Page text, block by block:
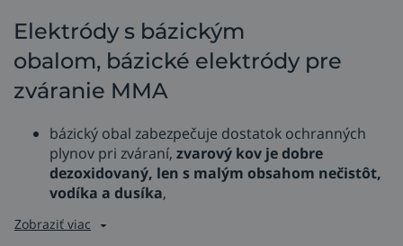
Elektródy s bázickým
obalom, bázické elektródy pre
zváranie MMA
bázický obal zabezpečuje dostatok ochranných
plynov pri zváraní, zvarový kov je dobre
dezoxidovaný, len s malým obsahom nečistôt,
vodíka a dusíka,
Zobraziť viac